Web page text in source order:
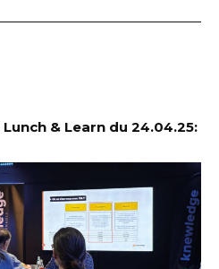
& Learn du 24.04.25: